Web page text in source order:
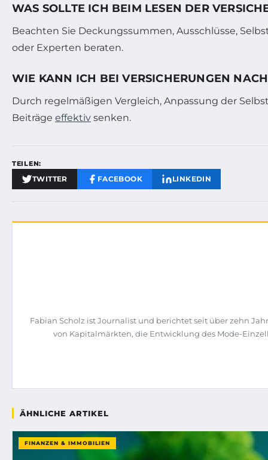
WAS SOLLTE ICH BEIM LESEN DER
Beachten Sie Deckungssummen, Ausschlüsse,
oder Experten beraten.
WIE KANN ICH BEI VERSICHERUNGEN
Durch regelmäßigen Vergleich, Anpassung der
Beiträge effektiv senken.
TEILEN:
TWITTER FACEBOOK LINKEDIN
Fabian Scholz ist Journalist und berichtet seit über zehn
von Kapitalmärkten, die Entwicklung des Mode-
ÄHNLICHE ARTIKEL
FINANZEN & IMMOBILIEN